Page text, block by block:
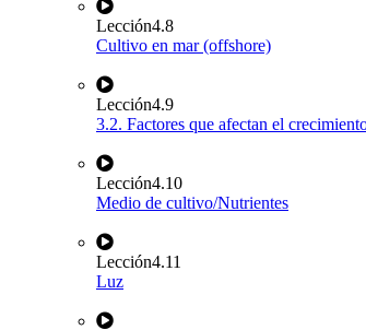
Lección4.8
Cultivo en mar (offshore)
Lección4.9
3.2. Factores que afectan el
Lección4.10
Medio de cultivo/Nutrientes
Lección4.11
Luz